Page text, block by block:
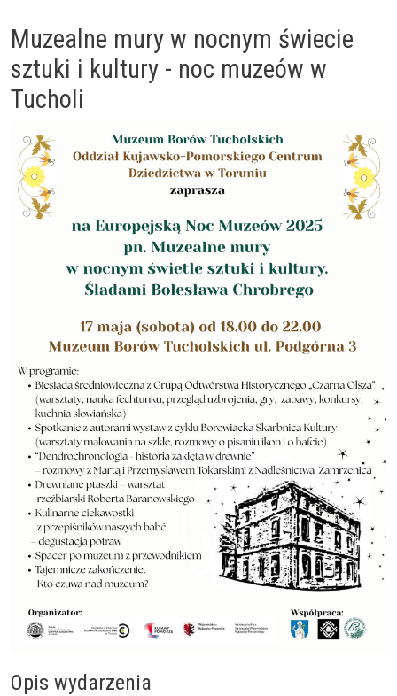
Muzealne mury w nocnym świecie
sztuki i kultury - noc muzeów w
Tucholi
Opis wydarzenia